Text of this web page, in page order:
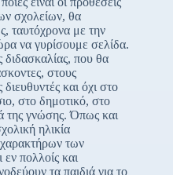
σχολείων, θα
ταυτόχρονα με την
να γυρίσουμε σελίδα.
που θα
στους
και όχι στο
στο δημοτικό, στο
της γνώσης. Όπως και
ηλικία
των
πολλοίς και
τα παιδιά για το